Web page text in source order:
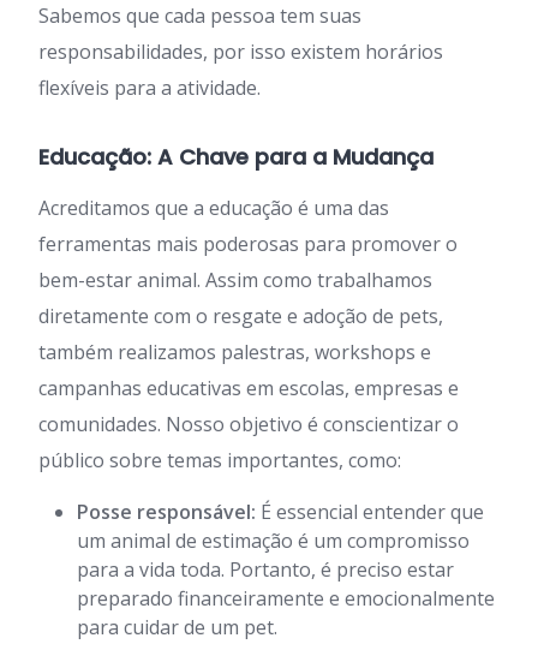
Sabemos que cada pessoa tem suas
responsabilidades, por isso existem horários
flexíveis para a atividade.
Educação: A Chave para a Mudança
Acreditamos que a educação é uma das
ferramentas mais poderosas para promover o
bem-estar animal. Assim como trabalhamos
diretamente com o resgate e adoção de pets,
também realizamos palestras, workshops e
campanhas educativas em escolas, empresas e
comunidades. Nosso objetivo é conscientizar o
público sobre temas importantes, como:
Posse responsável: É essencial entender que
um animal de estimação é um compromisso
para a vida toda. Portanto, é preciso estar
preparado financeiramente e emocionalmente
para cuidar de um pet.